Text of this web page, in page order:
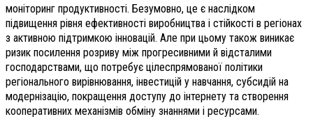
моніторинг продуктивності. Безумовно, це є наслідком
підвищення рівня ефективності виробництва і стійкості в регіонах
з активною підтримкою інновацій. Але при цьому також виникає
ризик посилення розриву між прогресивними й відсталими
господарствами, що потребує цілеспрямованої політики
регіонального вирівнювання, інвестицій у навчання, субсидій на
модернізацію, покращення доступу до інтернету та створення
кооперативних механізмів обміну знаннями і ресурсами.